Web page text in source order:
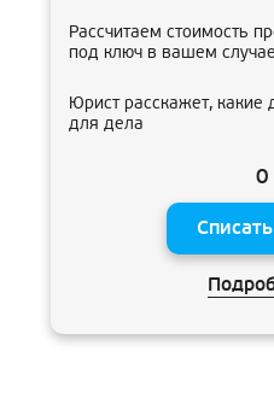
Рассчитаем стоимость
под ключ в вашем случае
Юрист расскажет, какие
для дела
0